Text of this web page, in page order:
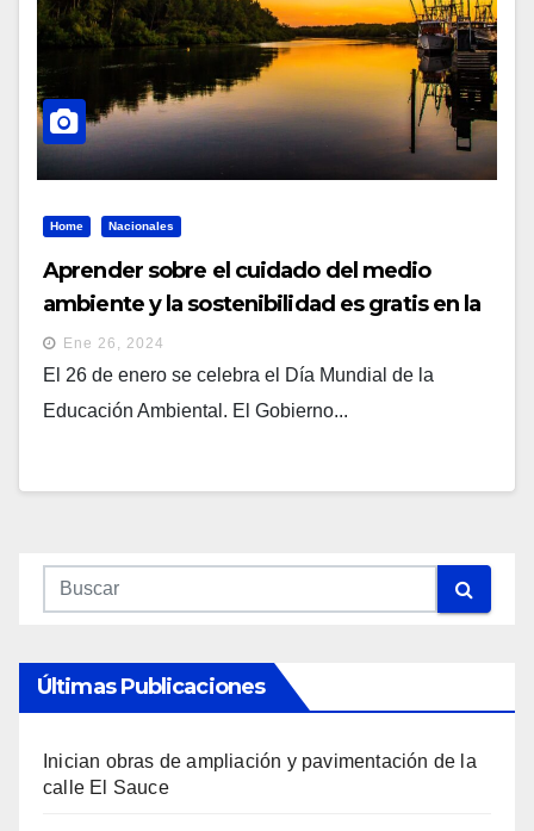
Home Nacionales
Aprender sobre el cuidado del medio
ambiente y la sostenibilidad es gratis en la
plataforma del Gobierno
Ene 26, 2024
El 26 de enero se celebra el Día Mundial de la
Educación Ambiental. El Gobierno...
Últimas Publicaciones
Inician obras de ampliación y pavimentación de la
calle El Sauce